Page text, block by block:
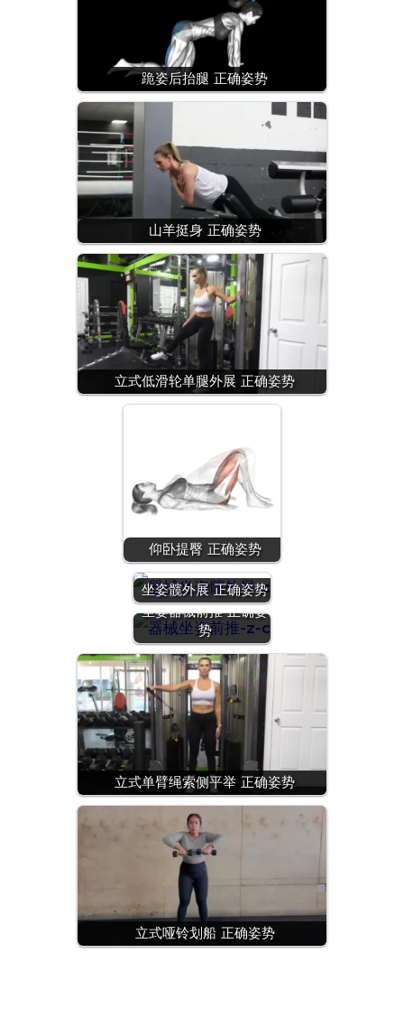
跪姿后抬腿 正确姿势
山羊挺身 正确姿势
立式低滑轮单腿外展 正确姿势
仰卧提臀 正确姿势
坐姿髋外展 正确姿势
坐姿器械前推 正确姿
势
立式单臂绳索侧平举 正确姿势
立式哑铃划船 正确姿势